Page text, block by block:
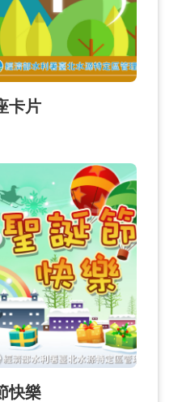
卡片
快樂